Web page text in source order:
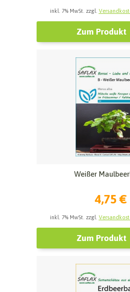
inkl. 7% MwSt. zzgl.
Zum Produkt
Weißer
4,75 €
inkl. 7% MwSt. zzgl.
Zum Produkt